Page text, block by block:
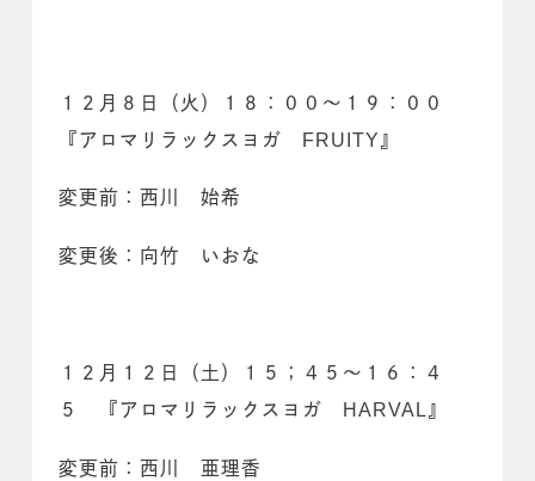
１２月８日（火）１８：００～１９：００
『アロマリラックスヨガ FRUITY』
変更前：西川 始希
変更後：向竹 いおな
１２月１２日（土）１５；４５～１６：４
５ 『アロマリラックスヨガ HARVAL』
変更前：西川 亜理香